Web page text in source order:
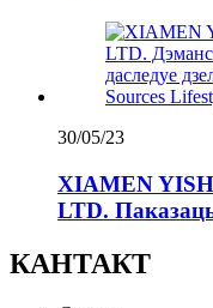
30/05/23
XIAMEN
LTD.
КАНТАКТ